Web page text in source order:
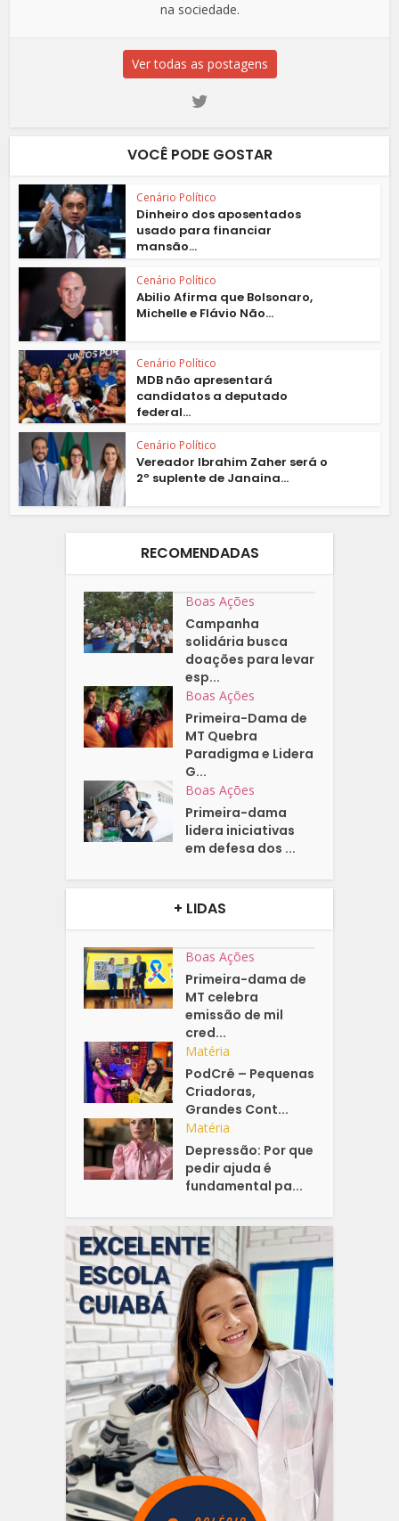
na sociedade.
Ver todas as postagens
VOCÊ PODE GOSTAR
Cenário Político
Dinheiro dos aposentados
usado para financiar
mansão...
Cenário Político
Abilio Afirma que Bolsonaro,
Michelle e Flávio Não...
Cenário Político
MDB não apresentará
candidatos a deputado
federal...
Cenário Político
Vereador Ibrahim Zaher será o
2º suplente de Janaina...
RECOMENDADAS
Boas Ações
Campanha
solidária busca
doações para levar
esp...
Boas Ações
Primeira-Dama de
MT Quebra
Paradigma e Lidera
G...
Boas Ações
Primeira-dama
lidera iniciativas
em defesa dos ...
+ LIDAS
Boas Ações
Primeira-dama de
MT celebra
emissão de mil
cred...
Matéria
PodCrê – Pequenas
Criadoras,
Grandes Cont...
Matéria
Depressão: Por que
pedir ajuda é
fundamental pa...